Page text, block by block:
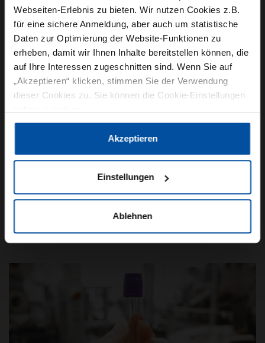
Webseiten-Erlebnis zu bieten. Wir nutzen Cookies z.B.
für eine sichere Anmeldung, aber auch um statistische
Daten zur Optimierung der Website-Funktionen zu
erheben, damit wir Ihnen Inhalte bereitstellen können, die
auf Ihre Interessen zugeschnitten sind. Wenn Sie auf
„Akzeptieren“ klicken, stimmen Sie der Verwendung
dieser Cookies zu. Sie können die Cookie-Einstellungen
Datenschutzerklärung|Impressum
Akzeptieren
Einstellungen
Ablehnen
DEMATIC PRÄSENTIERT ONLINETOOL FÜR
DIE AUTOMATISIERUNG
Dematic hat ein Onlinetool für
Automatisierungslösungen eingeführt. Das
Conveyor ConfiKIT verschlankt die Prozesse
rund um die Angebotserstellung von…